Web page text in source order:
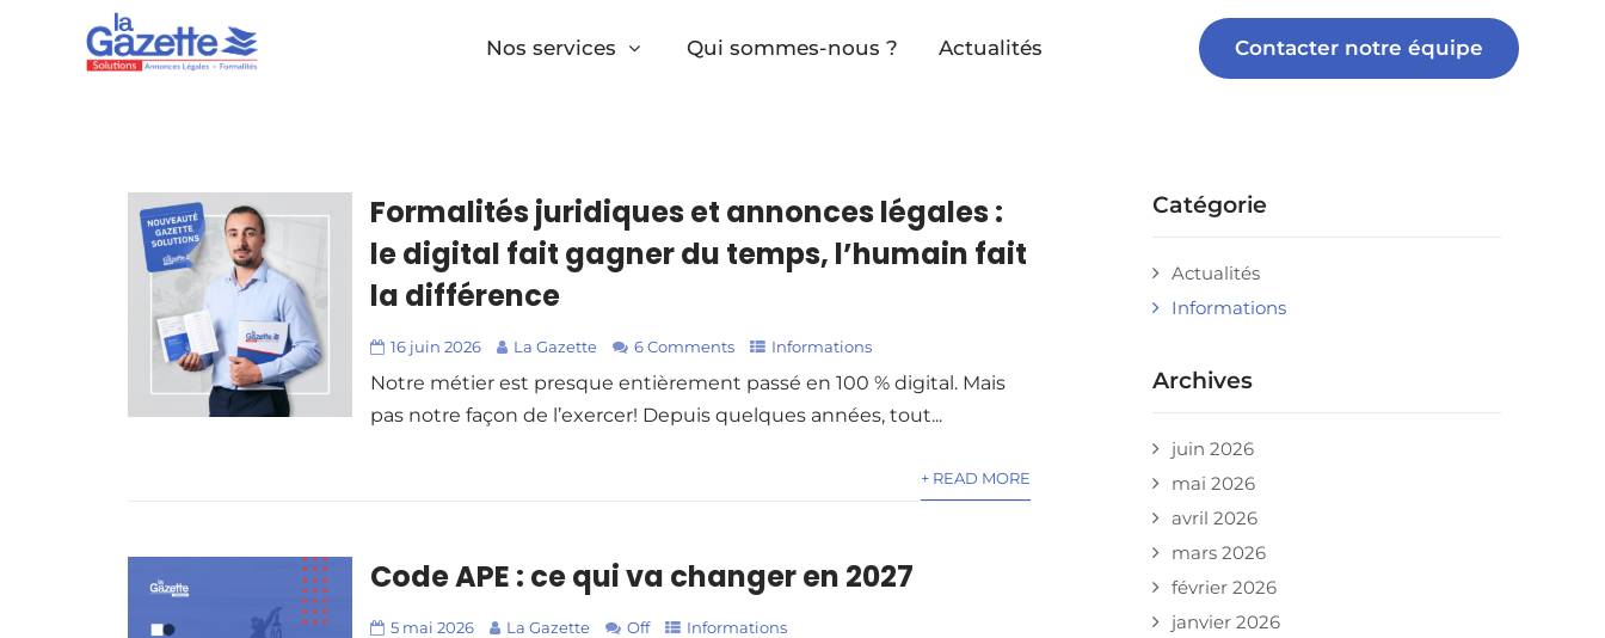
Nos services Qui sommes-nous ? Actualités Contacter notre équipe
Formalités juridiques et annonces légales :
le digital fait gagner du temps, l’humain fait
la différence
16 juin 2026 La Gazette 6 Comments Informations
Notre métier est presque entièrement passé en 100 % digital. Mais
pas notre façon de l’exercer! Depuis quelques années, tout...
+ READ MORE
Code APE : ce qui va changer en 2027
5 mai 2026 La Gazette Off Informations
Catégorie
Actualités
Informations
Archives
juin 2026
mai 2026
avril 2026
mars 2026
février 2026
janvier 2026